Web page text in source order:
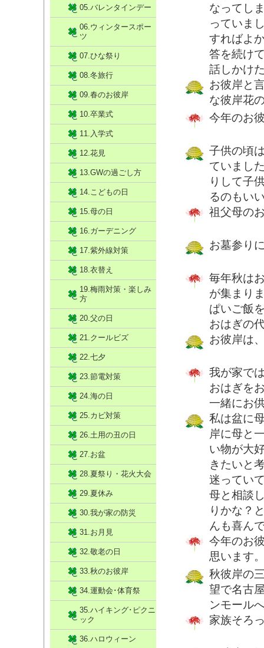
なってし
っていま
すればよ
答を続け
話しかけ
お彼岸と
な彼岸花
今年のお
子供の頃
ていまし
りして子
るのもい
祖父母の
お墓参り
毎年秋は
が集まり
ぱいご飯
おはぎの
お彼岸は
我が家で
おはぎを
一緒にお
私は盆に
岸に母と
い物が大
きたいと
迷ってい
母と相談
りかな？
んも喜ん
今年のお
思います
秋彼岸の
望で名古
ンモール
家族そろ
05.バレンタインデー
06.ウィンタースポー
ツ
07.ひな祭り
08.冬旅行
09.春のお彼岸
10.卒業式
11.入学式
12.花見
13.GWの過ごし方
14.こどもの日
15.母の日
16.ガーデニング
17.紫外線対策
18.衣替え
19.梅雨対策・楽しみ
方
20.父の日
21.クールビズ
22.七夕
23.節電対策
24.海の日
25.カビ対策
26.土用の丑の日
27.お盆
28.夏祭り・花火大会
29.夏休み
30.我が家の防災
31.お月見
32.敬老の日
33.秋のお彼岸
34.運動会･体育祭
35.ハイキング･ピクニ
ック
36.ハロウィーン